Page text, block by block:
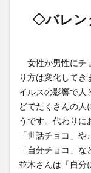
◇バレン
女性が男性にチ
り方は変化してき
イルスの影響で人
どでたくさんの人
うです。代わりに
「世話チョコ」
「自分チョコ」
並木さんは「自分